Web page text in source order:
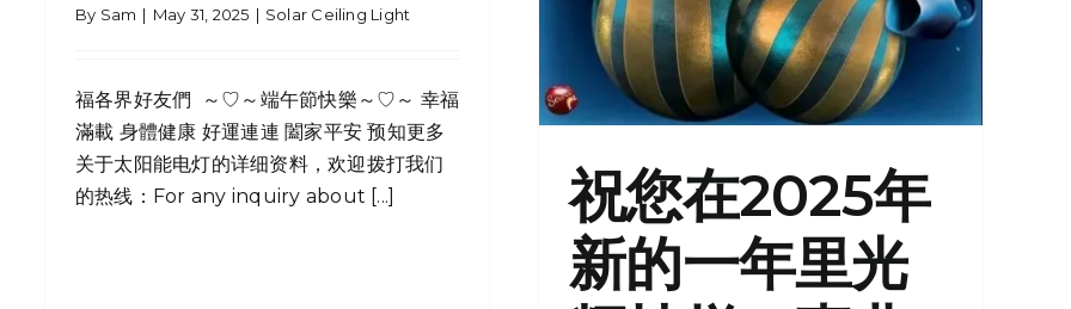
By Sam | May 31, 2025 | Solar Ceiling Light
福各界好友們 ️️️️️️️️ ～♡～端午節快樂～♡～ 幸福
滿載 身體健康 好運連連 闔家平安 预知更多
关于太阳能电灯的详细资料，欢迎拨打我们
的热线：For any inquiry about [...]
祝您在2025年
新的一年里光